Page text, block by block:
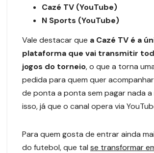
Cazé TV (YouTube)
N Sports (YouTube)
Vale destacar que a Cazé TV é a
plataforma que vai transmitir
jogos do torneio, o que a torna
pedida para quem quer
de ponta a ponta sem pagar nada a
isso, já que o canal opera via
Para quem gosta de entrar ainda
do futebol, que tal se transformar